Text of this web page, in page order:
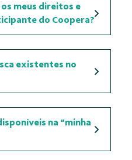
meus direitos e
do Coopera?
existentes no
na “minha